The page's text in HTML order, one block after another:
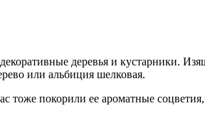
деревья и кустарники.
или альбиция шелковая.
тоже покорили ее ароматные